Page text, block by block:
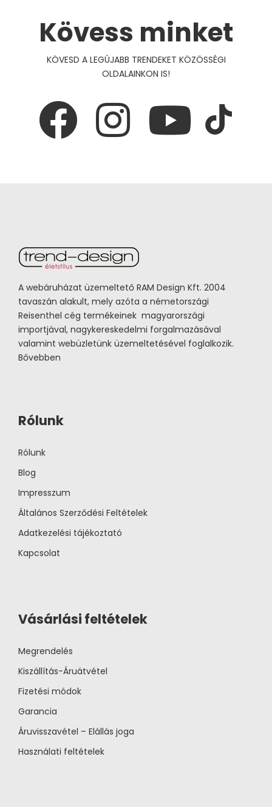
Kövess minket
KÖVESD A LEGÚJABB TRENDEKET KÖZÖSSÉGI
OLDALAINKON IS!
A webáruházat üzemeltető RAM Design Kft. 2004
tavaszán alakult, mely azóta a németországi
Reisenthel cég termékeinek magyarországi
importjával, nagykereskedelmi forgalmazásával
valamint webüzletünk üzemeltetésével foglalkozik.
Bővebben
Rólunk
Rólunk
Blog
Impresszum
Általános Szerződési Feltételek
Adatkezelési tájékoztató
Kapcsolat
Vásárlási feltételek
Megrendelés
Kiszállítás-Áruátvétel
Fizetési módok
Garancia
Áruvisszavétel – Elállás joga
Használati feltételek